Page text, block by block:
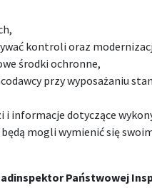
kontroli oraz
środki ochronne,
przy wyposażaniu
informacje dotyczące
mogli wymienić się
Państwowej